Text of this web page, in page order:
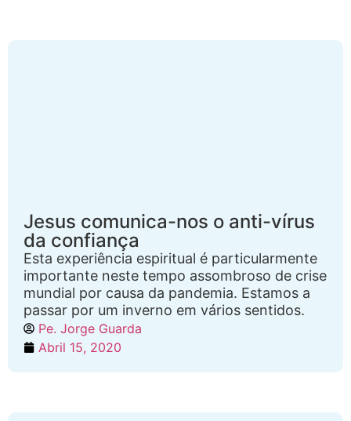
Jesus comunica-nos o anti-vírus
da confiança
Esta experiência espiritual é particularmente
importante neste tempo assombroso de crise
mundial por causa da pandemia. Estamos a
passar por um inverno em vários sentidos.
Pe. Jorge Guarda
Abril 15, 2020